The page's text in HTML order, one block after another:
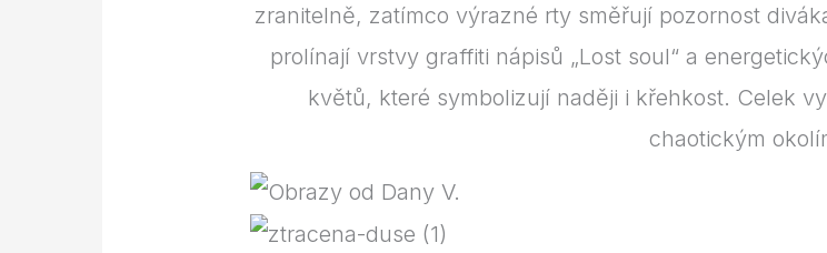
zranitelně, zatímco výrazné rty směřují pozornost
prolínají vrstvy graffiti nápisů „Lost soul“ a
květů, které symbolizují naději i křehkost. Celek
chaotickým